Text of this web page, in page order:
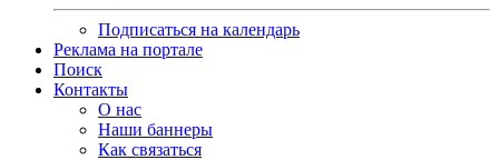
Подписаться на календарь
Реклама на портале
Поиск
Контакты
О нас
Наши баннеры
Как связаться